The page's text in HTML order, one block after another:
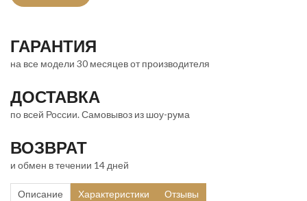
ГАРАНТИЯ
на все модели 30 месяцев от производителя
ДОСТАВКА
по всей России. Самовывоз из шоу-рума
ВОЗВРАТ
и обмен в течении 14 дней
Описание Характеристики Отзывы